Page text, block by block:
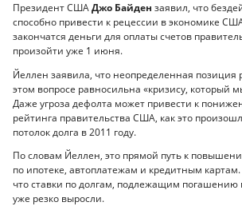
Президент СШАДжо Байден заявил, что
способно привести к рецессии в экономике
закончатся деньги для оплаты счетов
произойти уже 1 июня.
Йеллен заявила, что неопределенная позиция
этом вопросе равносильна «кризису, который
Даже угроза дефолта может привести к
рейтинга правительства США, как это
потолок долга в 2011 году.
По словам Йеллен, это прямой путь к
по ипотеке, автоплатежам и кредитным
что ставки по долгам, подлежащим
уже резко выросли.